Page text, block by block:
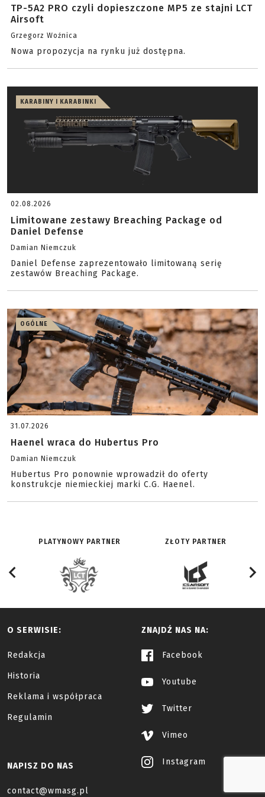
TP-5A2 PRO czyli dopieszczone MP5 ze stajni LCT
Airsoft
Grzegorz Woźnica
Nowa propozycja na rynku już dostępna.
KARABINY I KARABINKI
02.08.2026
Limitowane zestawy Breaching Package od
Daniel Defense
Damian Niemczuk
Daniel Defense zaprezentowało limitowaną serię
zestawów Breaching Package.
OGÓLNE
31.07.2026
Haenel wraca do Hubertus Pro
Damian Niemczuk
Hubertus Pro ponownie wprowadził do oferty
konstrukcje niemieckiej marki C.G. Haenel.
PLATYNOWY PARTNER ZŁOTY PARTNER
O SERWISIE:
Redakcja
Historia
Reklama i współpraca
Regulamin
ZNAJDŹ NAS NA:
Facebook
Youtube
Twitter
Vimeo
Instagram
NAPISZ DO NAS
contact@wmasg.pl